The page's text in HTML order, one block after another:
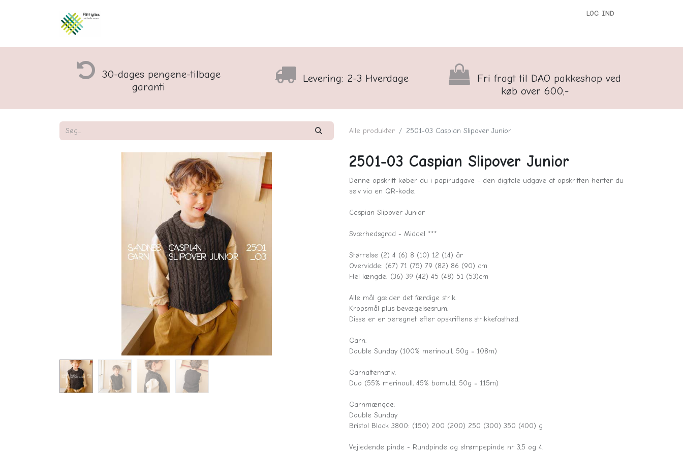
LOG IND
30-dages pengene-tilbage
garanti
Levering: 2-3 Hverdage
Fri fragt til DAO pakkeshop ved
køb over 600,-
Alle produkter 2501-03 Caspian Slipover Junior
2501-03 Caspian Slipover Junior
Denne opskrift køber du i papirudgave - den digitale udgave af opskriften henter du
selv via en QR-kode.
Caspian Slipover Junior
Sværhedsgrad - Middel ***
Størrelse (2) 4 (6) 8 (10) 12 (14) år
Overvidde: (67) 71 (75) 79 (82) 86 (90) cm
Hel længde: (36) 39 (42) 45 (48) 51 (53)cm
Alle mål gælder det færdige strik.
Kropsmål plus bevægelsesrum.
Disse er er beregnet efter opskriftens strikkefasthed.
Garn:
Double Sunday (100% merinoull, 50g = 108m)
Garnalternativ:
Duo (55% merinoull, 45% bomuld, 50g = 115m)
Garnmængde:
Double Sunday
Bristol Black 3800: (150) 200 (200) 250 (300) 350 (400) g
Vejledende pinde - Rundpinde og strømpepinde nr 3,5 og 4.